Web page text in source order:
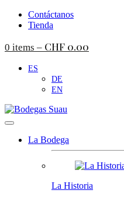
Contáctanos
Tienda
0 items – CHF 0.00
ES
DE
EN
La Bodega
La Historia